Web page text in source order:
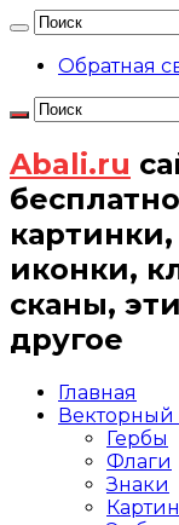
Обратная
Abali.ru
иконки,
сканы,
другое
Главная
Векторный
Гербы
Флаги
Знаки